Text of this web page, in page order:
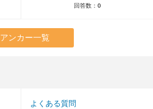
回答数： 0
アンカー一覧
よくある質問